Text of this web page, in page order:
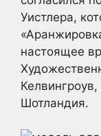
Уистлера,
настоящее
Шотландия.